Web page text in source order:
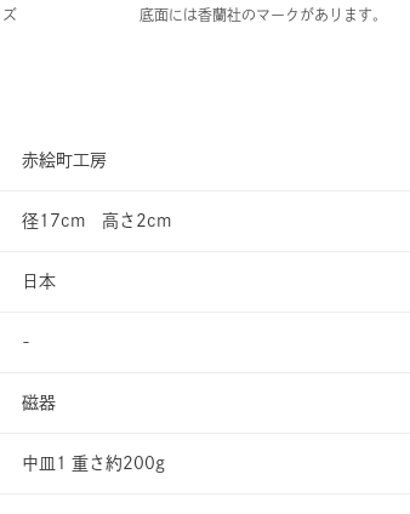
ズ 底面には香蘭社のマークがあります。
赤絵町工房
径17cm 高さ2cm
日本
-
磁器
中皿1 重さ約200g